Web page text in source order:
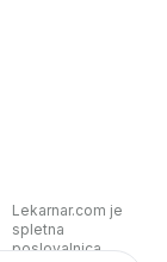
Lekarnar.com je
spletna
poslovalnica